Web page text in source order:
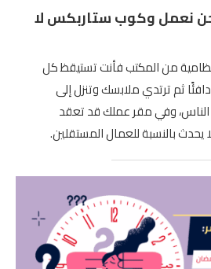
نعمل وكوب ستاربكس لا
من المكتب فأنت تستيقظ كل
ثم ترتدي ملابسك وتنزل إلى
الناس، وفي مقر عملك قد تعقد
بالنسبة للعمال المستقلين.